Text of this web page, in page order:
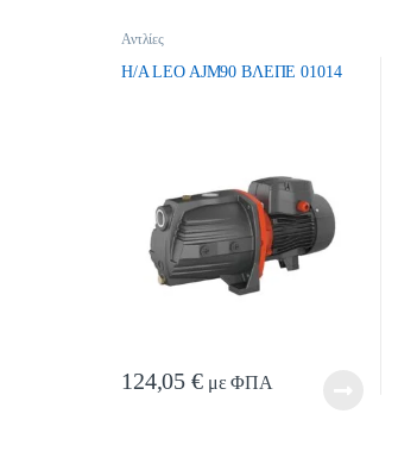
Αντλίες
H/A LEO AJM90 BΛEΠE 01014
124,05€με ΦΠΑ